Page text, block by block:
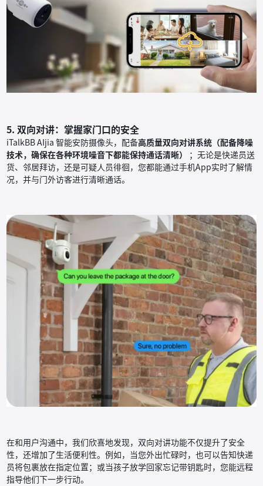
5. 双向对讲：掌握家门口的安全
iTalkBB AIjia 智能安防摄像头，配备高质量双向对讲系统（配备降噪
技术，确保在各种环境噪音下都能保持通话清晰）
；无论是快递员送
货、邻居拜访，还是可疑人员徘徊，您都能通过手机App实时了解情
况，并与门外访客进行清晰通话。
在和用户沟通中，我们欣喜地发现，双向对讲功能不仅提升了安全
性，还增加了生活便利性。例如，当您外出忙碌时，也可以告知快递
员将包裹放在指定位置；或当孩子放学回家忘记带钥匙时，您能远程
指导他们下一步行动。